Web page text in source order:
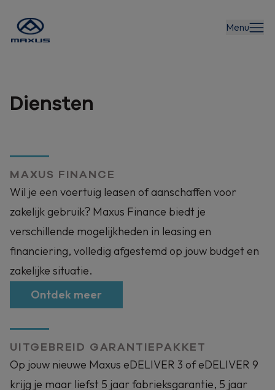
Menu
Diensten
MAXUS FINANCE
Wil je een voertuig leasen of aanschaffen voor
zakelijk gebruik? Maxus Finance biedt je
verschillende mogelijkheden in leasing en
financiering, volledig afgestemd op jouw budget en
zakelijke situatie.
Ontdek meer
UITGEBREID GARANTIEPAKKET
Op jouw nieuwe Maxus eDELIVER 3 of eDELIVER 9
krijg je maar liefst 5 jaar fabrieksgarantie, 5 jaar